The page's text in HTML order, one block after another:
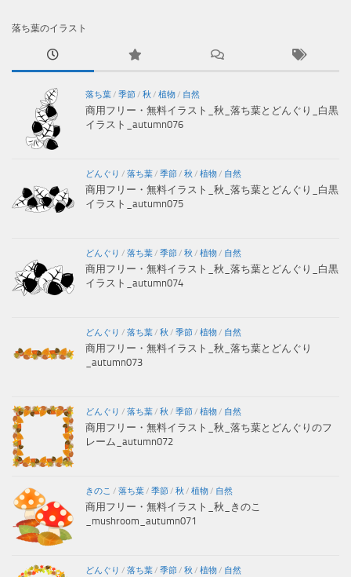
落ち葉のイラスト
落ち葉/ 季節/ 秋 / 植物/ 自然
商用フリー・無料イラスト_秋_落ち葉とどんぐり_白黒
イラスト_autumn076
どんぐり / 落ち葉/ 季節/ 秋 / 植物/ 自然
商用フリー・無料イラスト_秋_落ち葉とどんぐり_白黒
イラスト_autumn075
どんぐり / 落ち葉/ 季節/ 秋 / 植物/ 自然
商用フリー・無料イラスト_秋_落ち葉とどんぐり_白黒
イラスト_autumn074
どんぐり / 落ち葉/ 秋 / 季節/ 植物/ 自然
商用フリー・無料イラスト_秋_落ち葉とどんぐり
_autumn073
どんぐり / 落ち葉/ 秋 / 季節/ 植物/ 自然
商用フリー・無料イラスト_秋_落ち葉とどんぐりのフ
レーム_autumn072
きのこ / 落ち葉/ 季節/ 秋 / 植物/ 自然
商用フリー・無料イラスト_秋_きのこ
_mushroom_autumn071
どんぐり / 落ち葉/ 季節/ 秋 / 植物/ 自然